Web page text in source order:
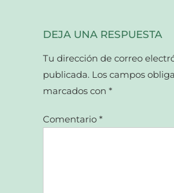
DEJA UNA RESPUESTA
Tu dirección de correo
publicada. Los campos
marcados con*
Comentario*